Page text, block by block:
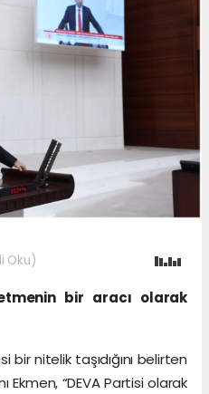
Oku)
bir aracı olarak
bir nitelik taşıdığını belirten
Ekmen, “DEVA Partisi olarak